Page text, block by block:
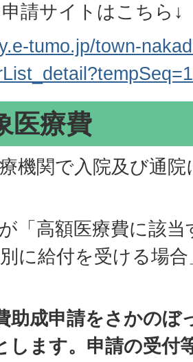
請サイトはこちら↓
tumo.jp/town-
医療費
機関で入院及び通
「高額医療費に該
に給付を受ける場
助成申請をさかのぼ
します。申請の受付